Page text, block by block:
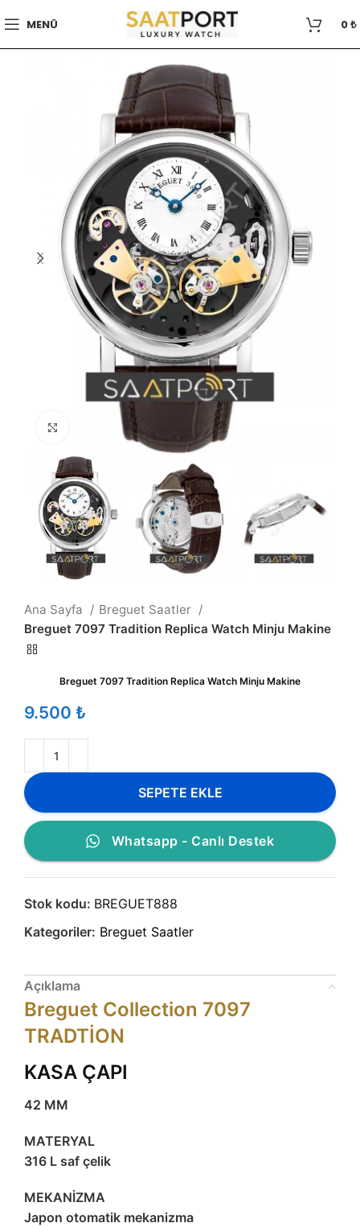
MENÜ 0₺
Büyütmek için tıklayın
Ana Sayfa
Breguet Saatler
Breguet 7097 Tradition Replica Watch Minju Makine
Breguet 7097 Tradition Replica Watch Minju Makine
₺
SEPETE EKLE
Whatsapp - Canlı Destek
Stok kodu: BREGUET888
Kategoriler: Breguet Saatler
Açıklama
Breguet Collection 7097
TRADTİON
KASA ÇAPI
42 MM
MATERYAL
316 L saf çelik
MEKANİZMA
Japon otomatik mekanizma